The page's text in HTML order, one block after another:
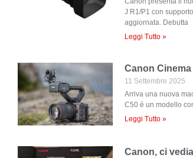
J R1/P1 con
aggiornata. Debutta
Leggi Tutto »
Canon
11 Settembre 2025
Arriva una nuova
C50 è un modello
Leggi Tutto »
Canon, ci